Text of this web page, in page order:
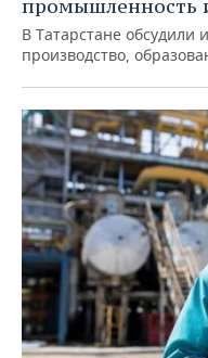
промышленность
В Татарстане обсудили
производство,